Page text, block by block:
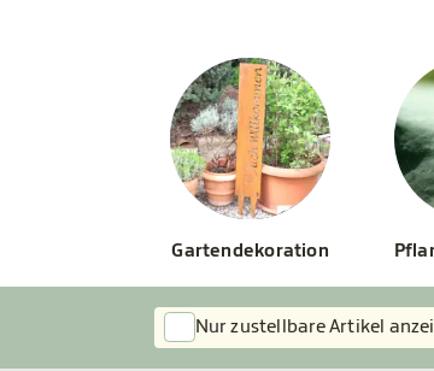
Gartendekoration
Nur zustellbare Artikel